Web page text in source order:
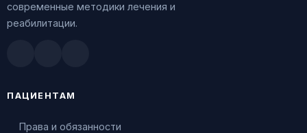
современные методики лечения и
реабилитации.
ПАЦИЕНТАМ
Права и обязанности